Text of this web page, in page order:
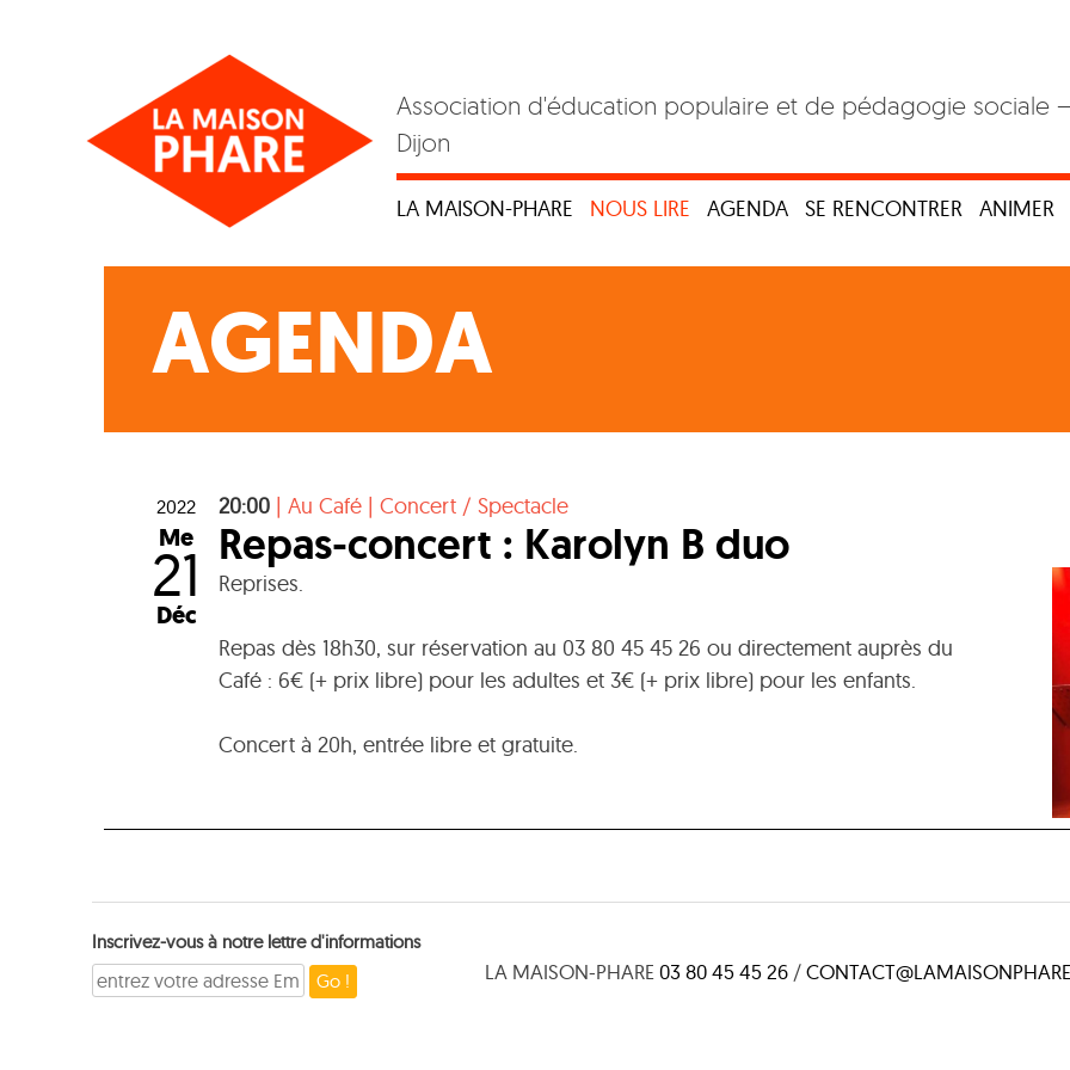
Association d'éducation populaire et de pédagogie sociale
Dijon
LA MAISON-PHARE NOUS LIRE AGENDA SE RENCONTRER ANIMER
AGENDA
2022
Me
21
Déc
20:00 | Au Café | Concert / Spectacle
Repas-concert : Karolyn B duo
Reprises.
Repas dès 18h30, sur réservation au 03 80 45 45 26 ou directement auprès du
Café : 6€ (+ prix libre) pour les adultes et 3€ (+ prix libre) pour les enfants.
Concert à 20h, entrée libre et gratuite.
Inscrivez-vous à notre lettre d'informations
LA MAISON-PHARE03 80 45 45 26 /